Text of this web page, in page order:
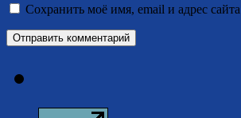
Сохранить моё имя, email и адрес